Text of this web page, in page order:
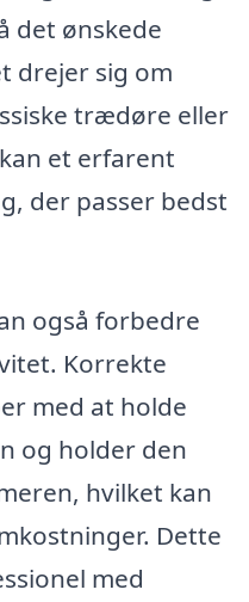
det ønskede
drejer sig om
trædøre eller
et erfarent
der passer bedst
også forbedre
Korrekte
med at holde
og holder den
hvilket kan
Dette
med